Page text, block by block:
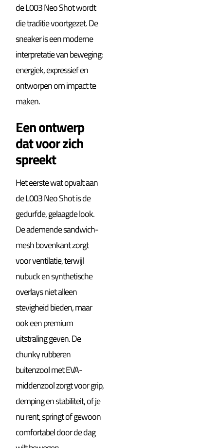
de L003 Neo Shot wordt
die traditie voortgezet. De
sneaker is een moderne
interpretatie van beweging:
energiek, expressief en
ontworpen om impact te
maken.
Een ontwerp
dat voor zich
spreekt
Het eerste wat opvalt aan
de L003 Neo Shot is de
gedurfde, gelaagde look.
De ademende sandwich-
mesh bovenkant zorgt
voor ventilatie, terwijl
nubuck en synthetische
overlays niet alleen
stevigheid bieden, maar
ook een premium
uitstraling geven. De
chunky rubberen
buitenzool met EVA-
middenzool zorgt voor grip,
demping en stabiliteit, of je
nu rent, springt of gewoon
comfortabel door de dag